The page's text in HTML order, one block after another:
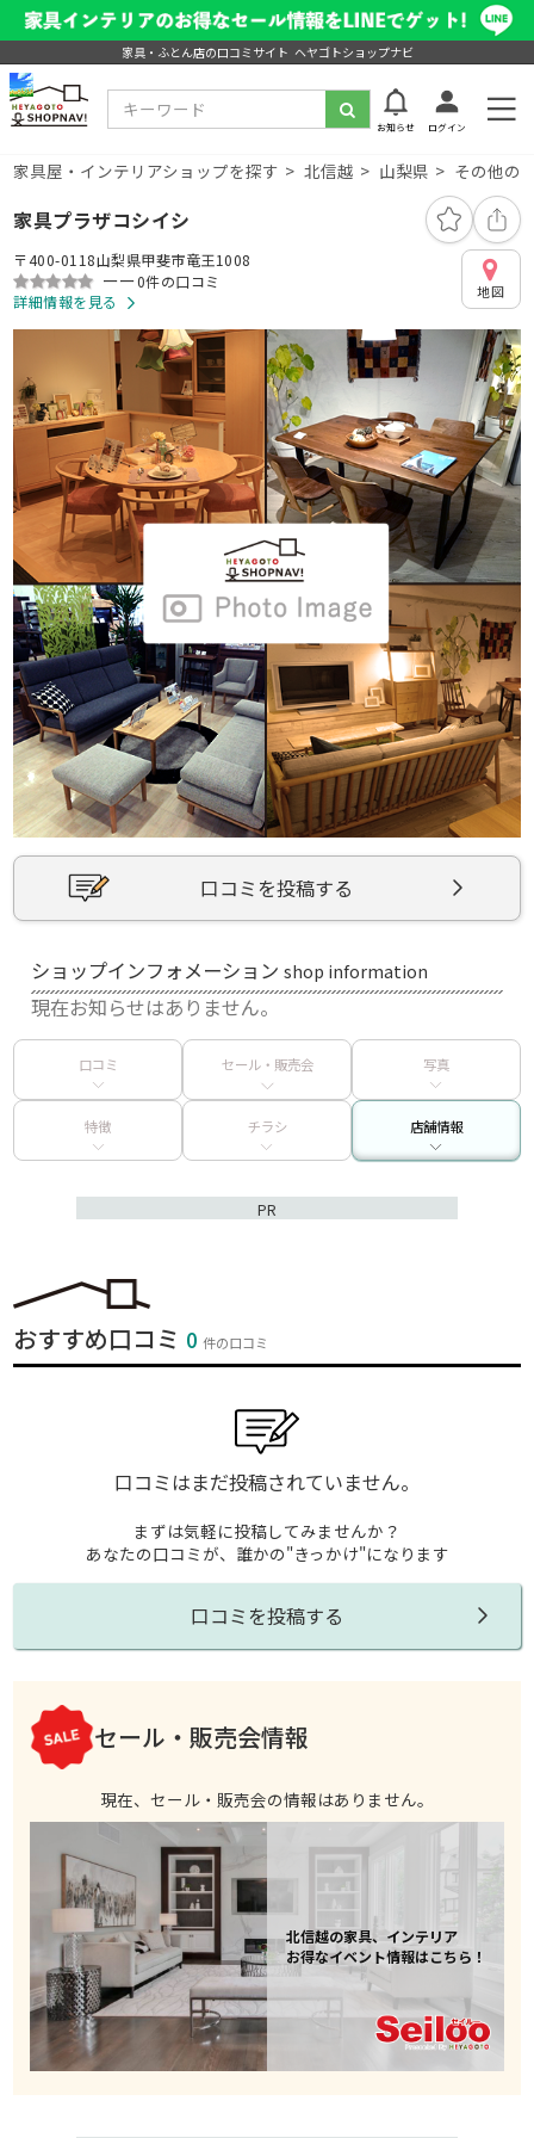
家具・ふとん店の口コミサイト ヘヤゴトショップナビ
お知らせ ログイン
家具屋・インテリアショップを探す 北信越 山梨県 その他の
家具プラザコシイシ
〒400-0118山梨県甲斐市竜王1008
ーー0件の口コミ
詳細情報を見る
地図
口コミを投稿する
ショップインフォメーションshop information
現在お知らせはありません。
口コミ セール・販売会 写真
特徴 チラシ 店舗情報
PR
おすすめ口コミ 0件の口コミ
口コミはまだ投稿されていません。
まずは気軽に投稿してみませんか？
あなたの口コミが、誰かの"きっかけ"になります
口コミを投稿する
セール・販売会情報
現在、セール・販売会の情報はありません。
北信越の家具、インテリア
お得なイベント情報はこちら！